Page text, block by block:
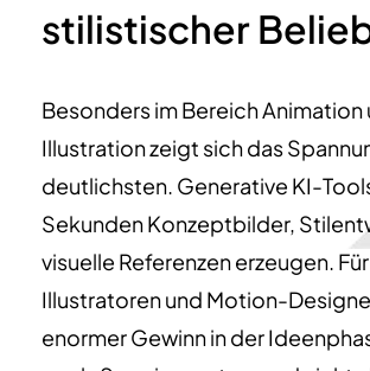
stilistischer
Besonders im Bereich Animation
Illustration zeigt sich das
deutlichsten. Generative KI-
Sekunden Konzeptbilder,
visuelle Referenzen erzeugen. Für
Illustratoren und Motion-
enormer Gewinn in der